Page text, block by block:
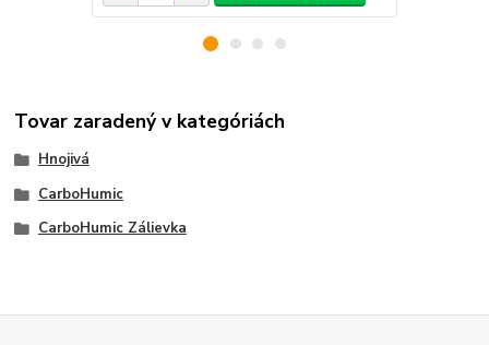
Tovar zaradený v kategóriách
Hnojivá
CarboHumic
CarboHumic Zálievka